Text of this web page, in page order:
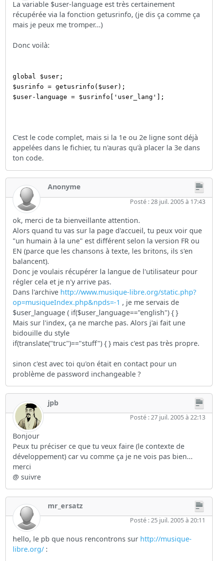
La variable $user-language est très certainement
récupérée via la fonction getusrinfo, (je dis ça comme ça
mais je peux me tromper...)
Donc voilà:
global $user;
$usrinfo = getusrinfo($user);
$user-language = $usrinfo['user_lang'];
C'est le code complet, mais si la 1e ou 2e ligne sont déjà
appelées dans le fichier, tu n'auras qu'à placer la 3e dans
ton code.
Anonyme
Posté : 28 juil. 2005 à 17:43
ok, merci de ta bienveillante attention.
Alors quand tu vas sur la page d'accueil, tu peux voir que
"un humain à la une" est différent selon la version FR ou
EN (parce que les chansons à texte, les britons, ils s'en
balancent).
Donc je voulais récupérer la langue de l'utilisateur pour
régler cela et je n'y arrive pas.
Dans l'archive http://www.musique-libre.org/static.php?
op=musiqueIndex.php&npds=-1 , je me servais de
$user_language ( if($user_language=="english") { }
Mais sur l'index, ça ne marche pas. Alors j'ai fait une
bidouille du style
if(translate("truc")=="stuff") { } mais c'est pas très propre.
sinon c'est avec toi qu'on était en contact pour un
problème de password inchangeable ?
jpb
Posté : 27 juil. 2005 à 22:13
Bonjour
Peux tu préciser ce que tu veux faire (le contexte de
développement) car vu comme ça je ne vois pas bien...
merci
@ suivre
mr_ersatz
Posté : 25 juil. 2005 à 20:11
hello, le pb que nous rencontrons sur http://musique-
libre.org/ :